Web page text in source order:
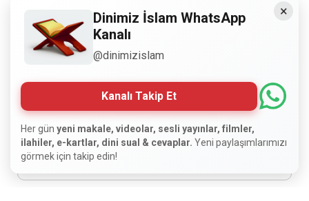
Copyright © 2008 - Dinimiz İslam. Her Hakkı Saklıdır.
Sitemizdeki bilgiler, bütün insanların istifadesi için
hazırlanmıştır. Orijinaline sadık kalmak şartıyla, izin
almaya gerek kalmadan, herkes istediği gibi alıp istifade
edebilir.
Normal Siteyi Göster
×
Dinimiz İslam WhatsApp
Kanalı
@dinimizislam
Kanalı Takip Et
Her gün yeni makale, videolar, sesli yayınlar, filmler,
ilahiler, e-kartlar, dini sual & cevaplar. Yeni paylaşımlarımızı
görmek için takip edin!